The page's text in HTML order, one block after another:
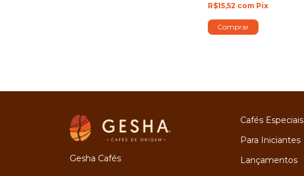
R$15,52 com Pix
Comprar
Gesha Cafés
Cafés Especiais
Para Iniciantes
Lançamentos